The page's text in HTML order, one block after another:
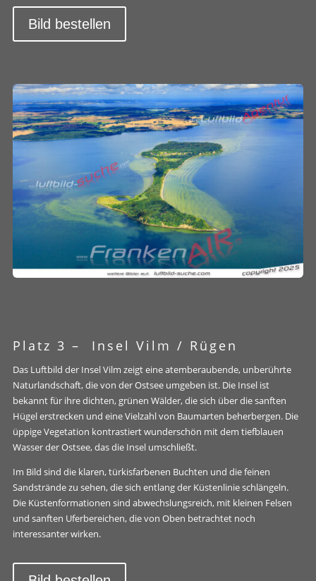
Bild bestellen
Platz 3 – Insel Vilm / Rügen
Das Luftbild der Insel Vilm zeigt eine atemberaubende, unberührte
Naturlandschaft, die von der Ostsee umgeben ist. Die Insel ist
bekannt für ihre dichten, grünen Wälder, die sich über die sanften
Hügel erstrecken und eine Vielzahl von Baumarten beherbergen. Die
üppige Vegetation kontrastiert wunderschön mit dem tiefblauen
Wasser der Ostsee, das die Insel umschließt.
Im Bild sind die klaren, türkisfarbenen Buchten und die feinen
Sandstrände zu sehen, die sich entlang der Küstenlinie schlängeln.
Die Küstenformationen sind abwechslungsreich, mit kleinen Felsen
und sanften Uferbereichen, die von Oben betrachtet noch
interessanter wirken.